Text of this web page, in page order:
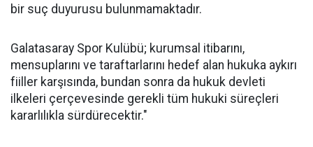
bir suç duyurusu bulunmamaktadır.
Galatasaray Spor Kulübü; kurumsal itibarını,
mensuplarını ve taraftarlarını hedef alan hukuka aykırı
fiiller karşısında, bundan sonra da hukuk devleti
ilkeleri çerçevesinde gerekli tüm hukuki süreçleri
kararlılıkla sürdürecektir."